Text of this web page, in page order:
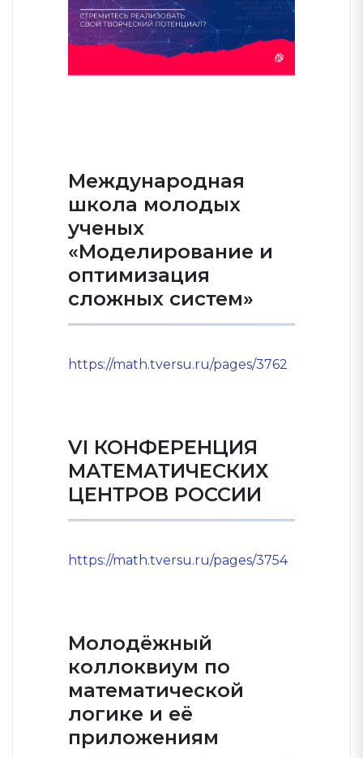
Международная
школа молодых
ученых
«Моделирование и
оптимизация
сложных систем»
https://math.tversu.ru/pages/3762
VI КОНФЕРЕНЦИЯ
МАТЕМАТИЧЕСКИХ
ЦЕНТРОВ РОССИИ
https://math.tversu.ru/pages/3754
Молодёжный
коллоквиум по
математической
логике и её
приложениям